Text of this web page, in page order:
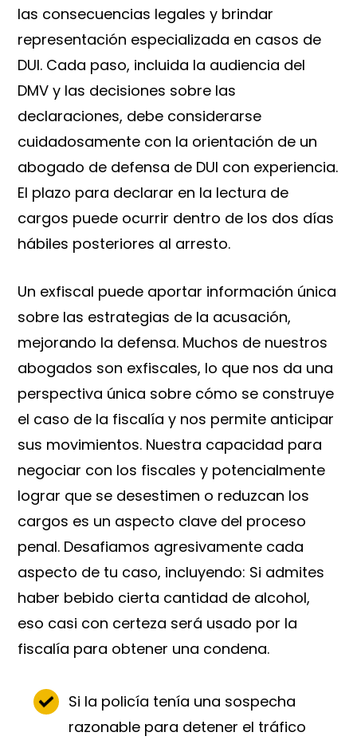
las consecuencias legales y brindar
representación especializada en casos de
DUI. Cada paso, incluida la audiencia del
DMV y las decisiones sobre las
declaraciones, debe considerarse
cuidadosamente con la orientación de un
abogado de defensa de DUI con experiencia.
El plazo para declarar en la lectura de
cargos puede ocurrir dentro de los dos días
hábiles posteriores al arresto.
Un exfiscal puede aportar información única
sobre las estrategias de la acusación,
mejorando la defensa. Muchos de nuestros
abogados son exfiscales, lo que nos da una
perspectiva única sobre cómo se construye
el caso de la fiscalía y nos permite anticipar
sus movimientos. Nuestra capacidad para
negociar con los fiscales y potencialmente
lograr que se desestimen o reduzcan los
cargos es un aspecto clave del proceso
penal. Desafiamos agresivamente cada
aspecto de tu caso, incluyendo: Si admites
haber bebido cierta cantidad de alcohol,
eso casi con certeza será usado por la
fiscalía para obtener una condena.
Si la policía tenía una sospecha
razonable para detener el tráfico